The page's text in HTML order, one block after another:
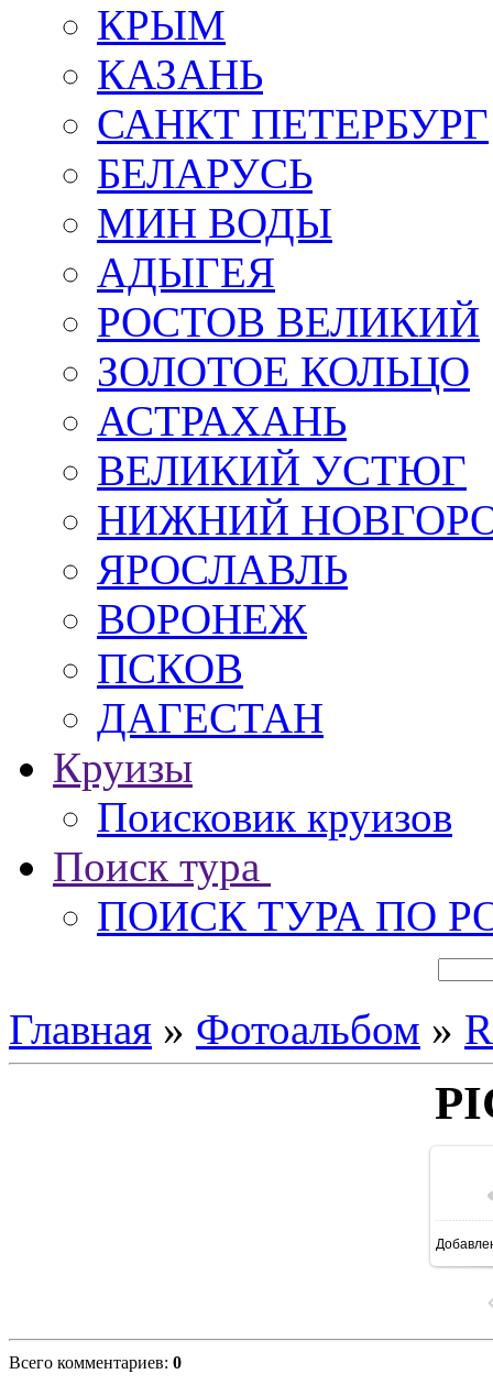
КРЫМ
КАЗАНЬ
САНКТ ПЕТЕРБУРГ
БЕЛАРУСЬ
МИН ВОДЫ
АДЫГЕЯ
РОСТОВ ВЕЛИКИЙ
ЗОЛОТОЕ КОЛЬЦО
АСТРАХАНЬ
ВЕЛИКИЙ УСТЮГ
НИЖНИЙ
ЯРОСЛАВЛЬ
ВОРОНЕЖ
ПСКОВ
ДАГЕСТАН
Круизы
Поисковик круизов
Поиск тура
ПОИСК ТУРА ПО
Главная » Фотоальбом »
Всего комментариев: 0